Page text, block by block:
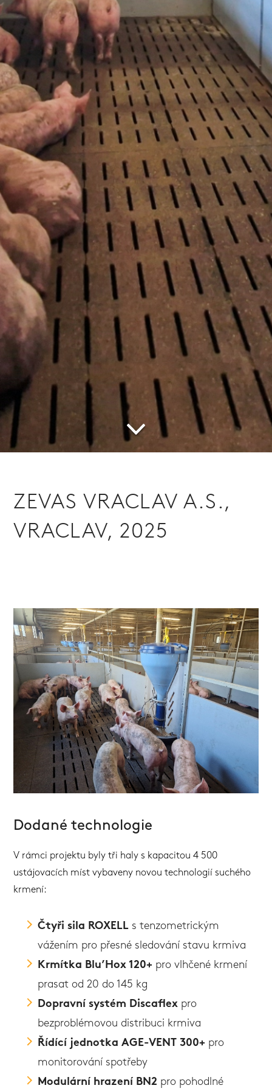
ZEVAS VRACLAV A.S.,
VRACLAV, 2025
Dodané technologie
V rámci projektu byly tři haly s kapacitou 4 500
ustájovacích míst vybaveny novou technologií suchého
krmení:
Čtyři sila ROXELL s tenzometrickým
vážením pro přesné sledování stavu krmiva
Krmítka Blu’Hox 120+ pro vlhčené krmení
prasat od 20 do 145 kg
Dopravní systém Discaflex pro
bezproblémovou distribuci krmiva
Řídící jednotka AGE-VENT 300+ pro
monitorování spotřeby
Modulární hrazení BN2 pro pohodlné